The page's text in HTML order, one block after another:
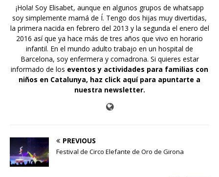
¡Hola! Soy Elisabet, aunque en algunos grupos de whatsapp
soy simplemente mamá de Í. Tengo dos hijas muy divertidas,
la primera nacida en febrero del 2013 y la segunda el enero del
2016 así que ya hace más de tres años que vivo en horario
infantil. En el mundo adulto trabajo en un hospital de
Barcelona, soy enfermera y comadrona. Si quieres estar
informado de los eventos y actividades para familias con
niños en Catalunya, haz click aquí para apuntarte a
nuestra newsletter.
PREVIOUS
Festival de Circo Elefante de Oro de Girona